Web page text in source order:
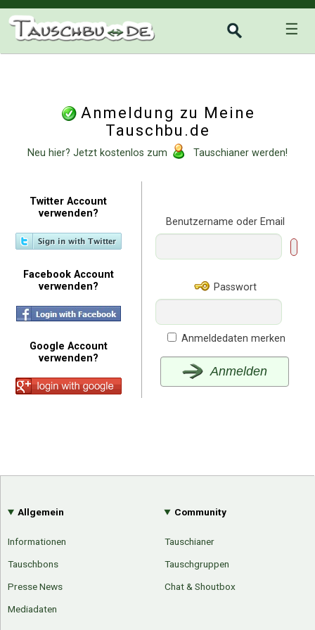
☰
Anmeldung zu Meine
Tauschbu.de
Neu hier? Jetzt kostenlos zum Tauschianer werden!
Twitter Account
verwenden?
Benutzername oder Email
Passwort
Anmeldedaten merken
Anmelden
Facebook Account
verwenden?
Google Account
verwenden?
Allgemein
Informationen
Tauschbons
Presse News
Mediadaten
Community
Tauschianer
Tauschgruppen
Chat & Shoutbox